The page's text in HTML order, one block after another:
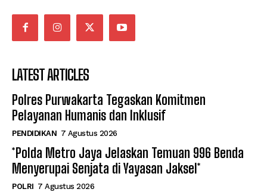
LATEST ARTICLES
Polres Purwakarta Tegaskan Komitmen
Pelayanan Humanis dan Inklusif
PENDIDIKAN 7 Agustus 2026
*Polda Metro Jaya Jelaskan Temuan 996 Benda
Menyerupai Senjata di Yayasan Jaksel*
POLRI 7 Agustus 2026